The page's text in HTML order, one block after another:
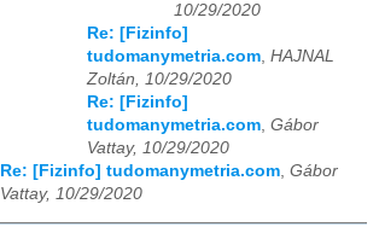
10/29/2020
Re: [Fizinfo]
tudomanymetria.com, HAJNAL
Zoltán, 10/29/2020
Re: [Fizinfo]
tudomanymetria.com, Gábor
Vattay, 10/29/2020
Re: [Fizinfo] tudomanymetria.com, Gábor
Vattay, 10/29/2020